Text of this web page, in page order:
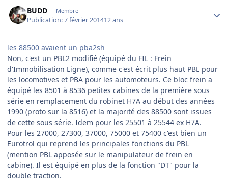
BUDD Membre
Publication:7 février 201412 ans
les 88500 avaient un pba2sh
Non, c'est un PBL2 modifié (équipé du FIL : Frein
d'Immobilisation Ligne), comme c'est écrit plus haut PBL pour
les locomotives et PBA pour les automoteurs. Ce bloc frein a
équipé les 8501 à 8536 petites cabines de la première sous
série en remplacement du robinet H7A au début des années
1990 (proto sur la 8516) et la majorité des 88500 sont issues
de cette sous série. Idem pour les 25501 à 25544 ex H7A.
Pour les 27000, 27300, 37000, 75000 et 75400 c'est bien un
Eurotrol qui reprend les principales fonctions du PBL
(mention PBL apposée sur le manipulateur de frein en
cabine). Il est équipé en plus de la fonction "DT" pour la
double traction.